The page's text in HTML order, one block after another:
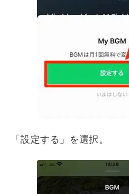
「設定する」を選択。